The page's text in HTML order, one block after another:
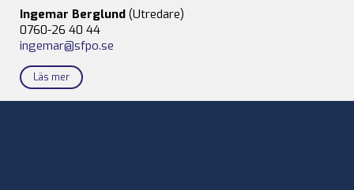
Ingemar Berglund (Utredare)
0760-26 40 44
ingemar@sfpo.se
Läs mer